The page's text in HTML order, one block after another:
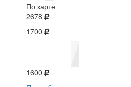
По карте
2678
1700
1600